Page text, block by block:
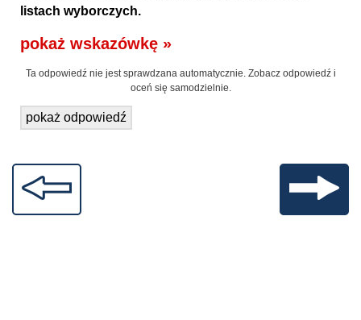
listach wyborczych.
pokaż wskazówkę »
Ta odpowiedź nie jest sprawdzana automatycznie. Zobacz odpowiedź i
oceń się samodzielnie.
pokaż odpowiedź